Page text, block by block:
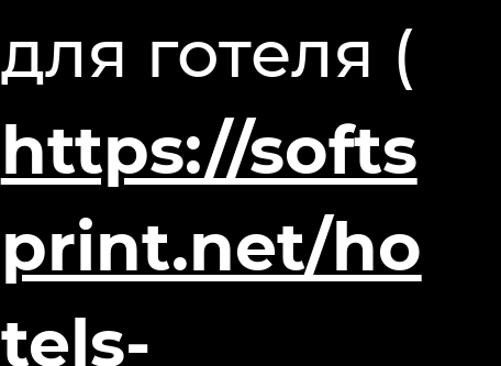
для готеля (
https://softs
print.net/ho
tels-